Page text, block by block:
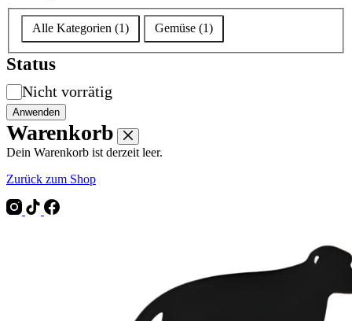
Kategorie
Alle Kategorien (1) Gemüse (1)
Status
Verfügbarkeit
Nicht vorrätig
Anwenden
Warenkorb
Dein Warenkorb ist derzeit leer.
Zurück zum Shop